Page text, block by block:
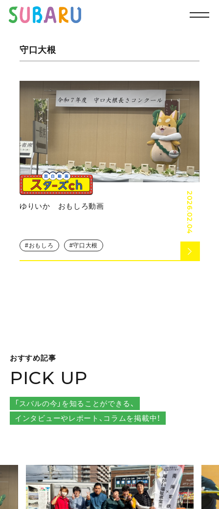
守口大根
ゆりいか おもしろ動画 2026.02.04
おもしろ 守口大根
おすすめ記事
PICK UP
「スバルの今」を知ることができる、
インタビューやレポート、コラムを掲載中！